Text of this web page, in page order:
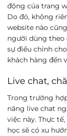
động của trang
Do đó, không
website nào
người dùng theo
sự điều chỉnh
khách hàng đến
Live chat,
Trong trường
năng live chat
việc này. Thực
học sẽ có xu